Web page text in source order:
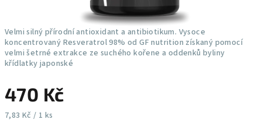
Velmi silný přírodní antioxidant a antibiotikum. Vysoce
koncentrovaný Resveratrol 98% od GF nutrition získaný pomocí
velmi šetrné extrakce ze suchého kořene a oddenků byliny
křídlatky japonské
470 Kč
Měrná
7,83 Kč / 1 ks